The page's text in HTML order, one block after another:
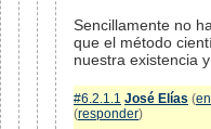
Sencillamente no
que el método
nuestra existencia
#6.2.1.1 José Elías (
(responder)